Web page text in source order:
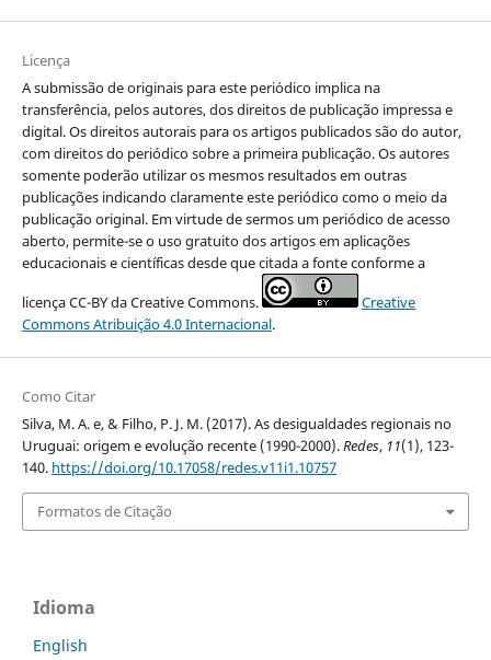
Licença
A submissão de originais para este periódico implica na
transferência, pelos autores, dos direitos de publicação impressa e
digital. Os direitos autorais para os artigos publicados são do autor,
com direitos do periódico sobre a primeira publicação. Os autores
somente poderão utilizar os mesmos resultados em outras
publicações indicando claramente este periódico como o meio da
publicação original. Em virtude de sermos um periódico de acesso
aberto, permite-se o uso gratuito dos artigos em aplicações
educacionais e científicas desde que citada a fonte conforme a
licença CC-BY da Creative Commons.
Creative
Commons Atribuição 4.0 Internacional.
Como Citar
Silva, M. A. e, & Filho, P. J. M. (2017). As desigualdades regionais no
Uruguai: origem e evolução recente (1990-2000).Redes, 11(1), 123-
140. https://doi.org/10.17058/redes.v11i1.10757
Formatos de Citação
Idioma
English